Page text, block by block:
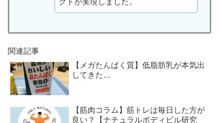
クトが実現しました。
関連記事
【メガたんぱく質】低脂肪乳が本気出
してきた…
【筋肉コラム】筋トレは毎日した方が
良い？【ナチュラルボディビル研究